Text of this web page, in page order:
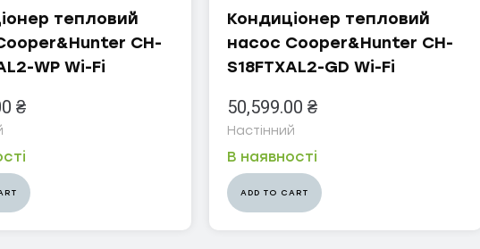
тепловий
CH-
WP Wi-Fi
₴
В наявності
Кондиціонер тепловий
насос Cooper&Hunter CH-
S18FTXAL2-GD Wi-Fi
50,599.00 ₴
Настінний
ADD TO CART